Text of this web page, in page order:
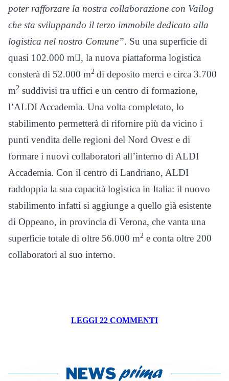
poter rafforzare la nostra collaborazione con Vailog
che sta sviluppando il terzo immobile dedicato alla
logistica nel nostro Comune”. Su una superficie di
quasi 102.000 m, la nuova piattaforma logistica
consterà di 52.000 m2 di deposito merci e circa 3.700
m2 suddivisi tra uffici e un centro di formazione,
l’ALDI Accademia. Una volta completato, lo
stabilimento permetterà di rifornire più da vicino i
punti vendita delle regioni del Nord Ovest e di
formare i nuovi collaboratori all’interno di ALDI
Accademia. Con il centro di Landriano, ALDI
raddoppia la sua capacità logistica in Italia: il nuovo
stabilimento infatti si aggiunge a quello già esistente
di Oppeano, in provincia di Verona, che vanta una
superficie totale di oltre 56.000 m2 e conta oltre 200
collaboratori al suo interno.
LEGGI 22 COMMENTI